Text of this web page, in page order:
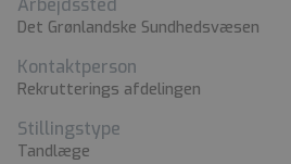
Arbejdssted
Det Grønlandske Sundhedsvæsen
Kontaktperson
Rekrutterings afdelingen
Stillingstype
Tandlæge